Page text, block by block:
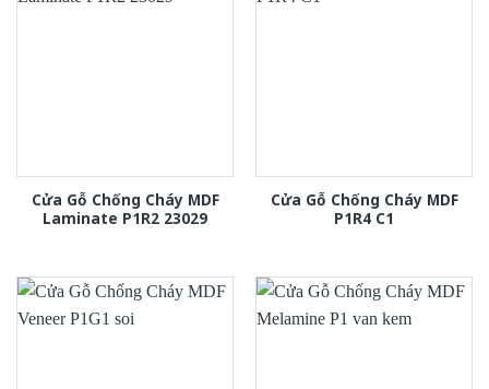
Cửa Gỗ Chống Cháy MDF
Laminate P1R2 23029
Cửa Gỗ Chống Cháy MDF
P1R4 C1